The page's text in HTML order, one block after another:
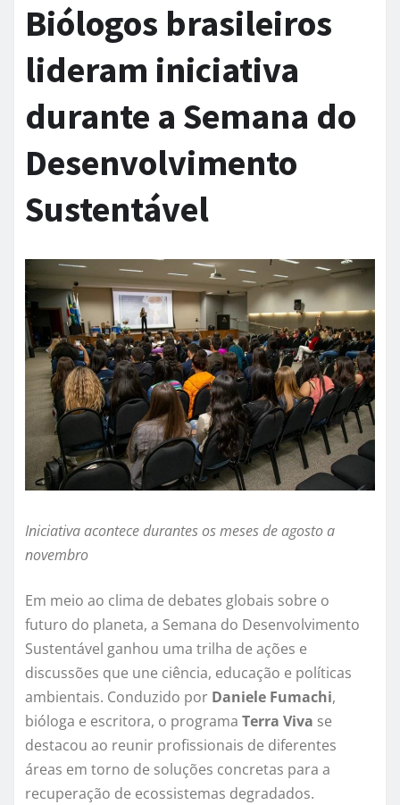
Biólogos brasileiros
lideram iniciativa
durante a Semana do
Desenvolvimento
Sustentável
Iniciativa acontece durantes os meses de agosto a
novembro
Em meio ao clima de debates globais sobre o
futuro do planeta, a Semana do Desenvolvimento
Sustentável ganhou uma trilha de ações e
discussões que une ciência, educação e políticas
ambientais. Conduzido por Daniele Fumachi,
bióloga e escritora, o programa Terra Viva se
destacou ao reunir profissionais de diferentes
áreas em torno de soluções concretas para a
recuperação de ecossistemas degradados.